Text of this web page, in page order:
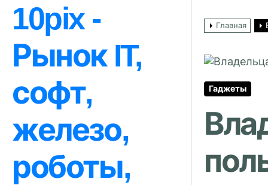
Перейти
содержимому
10pix -
Рынок IT,
софт,
железо,
роботы,
Главная
Гаджеты